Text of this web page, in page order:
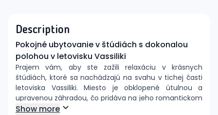
Description
Pokojné ubytovanie v štúdiách s dokonalou
polohou v letovisku Vassiliki
Prajem vám, aby ste zažili relaxáciu v krásnych
štúdiách, ktoré sa nachádzajú na svahu v tichej časti
letoviska Vassiliki. Miesto je obklopené útulnou a
upravenou záhradou, čo pridáva na jeho romantickom
kúzle. Len 100 metrov od štúdií nájdete pobrežnú
Show more